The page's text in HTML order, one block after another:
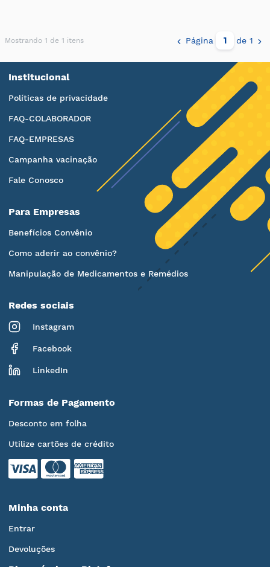
Mostrando 1 de 1 itens Página de 1
Institucional
Políticas de privacidade
FAQ-COLABORADOR
FAQ-EMPRESAS
Campanha vacinação
Fale Conosco
Para Empresas
Benefícios Convênio
Como aderir ao convênio?
Manipulação de Medicamentos e Remédios
Redes sociais
Instagram
Facebook
LinkedIn
Formas de Pagamento
Desconto em folha
Utilize cartões de crédito
Minha conta
Entrar
Devoluções